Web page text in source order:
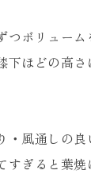
ボリューム
ほどの高さ
風通しの良
すぎると葉